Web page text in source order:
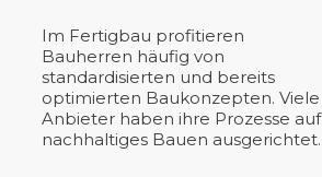
Im Fertigbau profitieren
Bauherren häufig von
standardisierten und bereits
optimierten Baukonzepten. Viele
Anbieter haben ihre Prozesse auf
nachhaltiges Bauen ausgerichtet.